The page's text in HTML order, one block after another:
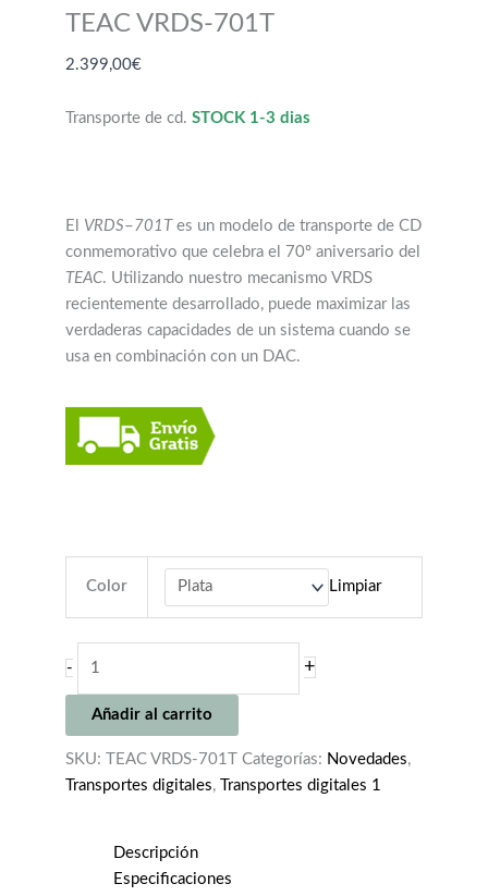
TEAC VRDS-701T
2.399,00€
Transporte de cd. STOCK 1-3 dias
El VRDS–701T es un modelo de transporte de CD
conmemorativo que celebra el 70º aniversario del
TEAC. Utilizando nuestro mecanismo VRDS
recientemente desarrollado, puede maximizar las
verdaderas capacidades de un sistema cuando se
usa en combinación con un DAC.
Color Limpiar
-
701T
+
Añadir al carrito
SKU: TEAC VRDS-701T Categorías: Novedades,
Transportes digitales, Transportes digitales 1
Descripción
Especificaciones